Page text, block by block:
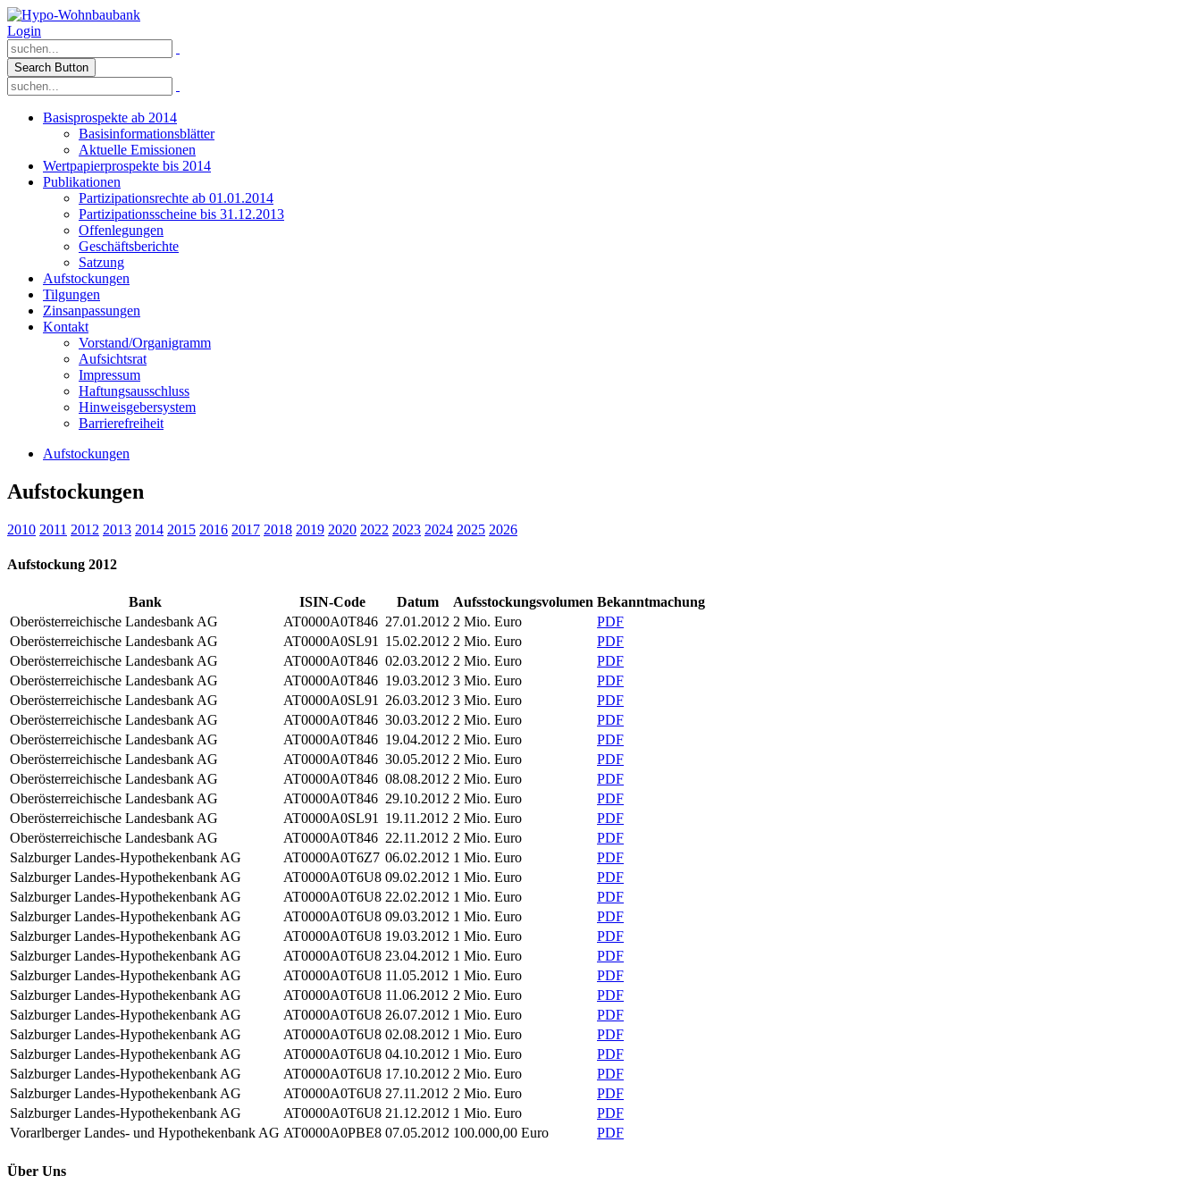
Login
Search Button
Basisprospekte ab 2014
Basisinformationsblätter
Aktuelle Emissionen
Wertpapierprospekte bis 2014
Publikationen
Partizipationsrechte ab 01.01.2014
Partizipationsscheine bis 31.12.2013
Offenlegungen
Geschäftsberichte
Satzung
Aufstockungen
Tilgungen
Zinsanpassungen
Kontakt
Vorstand/Organigramm
Aufsichtsrat
Impressum
Haftungsausschluss
Hinweisgebersystem
Barrierefreiheit
Aufstockungen
Aufstockungen
2010 2011 2012 2013 2014 2015 2016 2017 2018 2019 2020 2022 2023 2024 2025 2026
Aufstockung 2012
Bank ISIN-Code Datum Aufsstockungsvolumen Bekanntmachung
Oberösterreichische Landesbank AG
AT0000A0T846 27.01.2012 2 Mio. Euro
PDF
Oberösterreichische Landesbank AG
AT0000A0SL91 15.02.2012 2 Mio. Euro
PDF
Oberösterreichische Landesbank AG
AT0000A0T846 02.03.2012 2 Mio. Euro
PDF
Oberösterreichische Landesbank AG
AT0000A0T846 19.03.2012 3 Mio. Euro
PDF
Oberösterreichische Landesbank AG
AT0000A0SL91 26.03.2012 3 Mio. Euro
PDF
Oberösterreichische Landesbank AG
AT0000A0T846 30.03.2012 2 Mio. Euro
PDF
Oberösterreichische Landesbank AG
AT0000A0T846 19.04.2012 2 Mio. Euro
PDF
Oberösterreichische Landesbank AG
AT0000A0T846 30.05.2012 2 Mio. Euro
PDF
Oberösterreichische Landesbank AG
AT0000A0T846 08.08.2012 2 Mio. Euro
PDF
Oberösterreichische Landesbank AG
AT0000A0T846 29.10.2012 2 Mio. Euro
PDF
Oberösterreichische Landesbank AG
AT0000A0SL91 19.11.2012 2 Mio. Euro
PDF
Oberösterreichische Landesbank AG
AT0000A0T846 22.11.2012 2 Mio. Euro
PDF
Salzburger Landes-Hypothekenbank AG
AT0000A0T6Z7 06.02.2012 1 Mio. Euro
PDF
Salzburger Landes-Hypothekenbank AG
AT0000A0T6U8 09.02.2012 1 Mio. Euro
PDF
Salzburger Landes-Hypothekenbank AG
AT0000A0T6U8 22.02.2012 1 Mio. Euro
PDF
Salzburger Landes-Hypothekenbank AG
AT0000A0T6U8 09.03.2012 1 Mio. Euro
PDF
Salzburger Landes-Hypothekenbank AG
AT0000A0T6U8 19.03.2012 1 Mio. Euro
PDF
Salzburger Landes-Hypothekenbank AG
AT0000A0T6U8 23.04.2012 1 Mio. Euro
PDF
Salzburger Landes-Hypothekenbank AG
AT0000A0T6U8 11.05.2012 1 Mio. Euro
PDF
Salzburger Landes-Hypothekenbank AG
AT0000A0T6U8 11.06.2012 2 Mio. Euro
PDF
Salzburger Landes-Hypothekenbank AG
AT0000A0T6U8 26.07.2012 1 Mio. Euro
PDF
Salzburger Landes-Hypothekenbank AG
AT0000A0T6U8 02.08.2012 1 Mio. Euro
PDF
Salzburger Landes-Hypothekenbank AG
AT0000A0T6U8 04.10.2012 1 Mio. Euro
PDF
Salzburger Landes-Hypothekenbank AG
AT0000A0T6U8 17.10.2012 2 Mio. Euro
PDF
Salzburger Landes-Hypothekenbank AG
AT0000A0T6U8 27.11.2012 2 Mio. Euro
PDF
Salzburger Landes-Hypothekenbank AG
AT0000A0T6U8 21.12.2012 1 Mio. Euro
PDF
Vorarlberger Landes- und Hypothekenbank AG AT0000A0PBE8 07.05.2012 100.000,00 Euro PDF
Über Uns